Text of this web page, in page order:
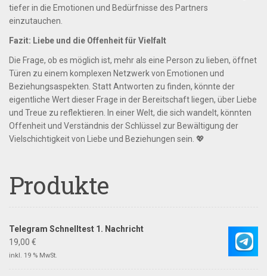
tiefer in die Emotionen und Bedürfnisse des Partners
einzutauchen.
Fazit: Liebe und die Offenheit für Vielfalt
Die Frage, ob es möglich ist, mehr als eine Person zu lieben, öffnet
Türen zu einem komplexen Netzwerk von Emotionen und
Beziehungsaspekten. Statt Antworten zu finden, könnte der
eigentliche Wert dieser Frage in der Bereitschaft liegen, über Liebe
und Treue zu reflektieren. In einer Welt, die sich wandelt, könnten
Offenheit und Verständnis der Schlüssel zur Bewältigung der
Vielschichtigkeit von Liebe und Beziehungen sein. 💖
Produkte
Telegram Schnelltest 1. Nachricht
19,00 €
inkl. 19 % MwSt.